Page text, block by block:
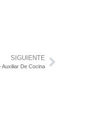
SIGUIENTE
Auxiliar De Cocina